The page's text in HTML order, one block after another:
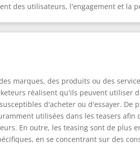
des utilisateurs, l'engagement et la
marques, des produits ou des
réalisent qu'ils peuvent utiliser
d'acheter ou d'essayer. De
utilisées dans les teasers afin
En outre, les teasing sont de plus
en se concentrant sur des